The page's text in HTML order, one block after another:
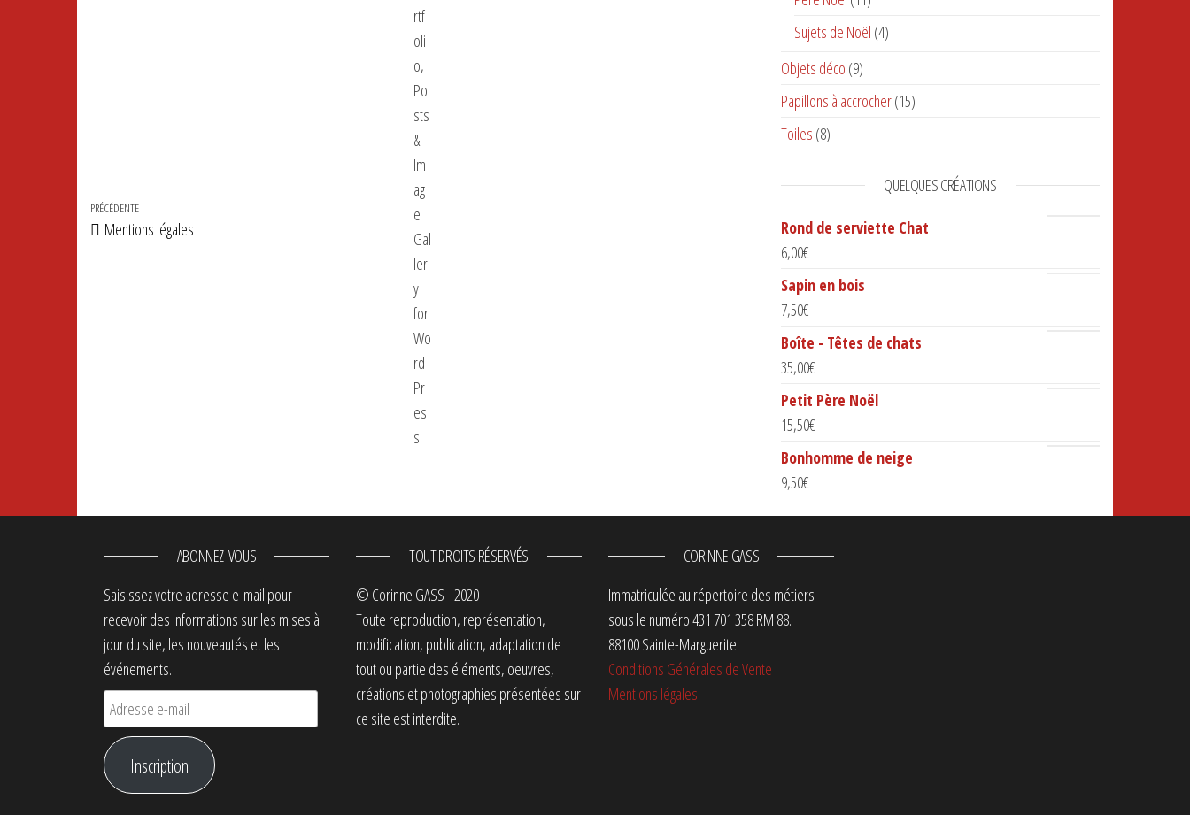
Navigation de l’article
Article précédent
PRÉCÉDENTE
Mentions légales
Sujets de Noël (4)
Objets déco (9)
Papillons à accrocher(15)
Toiles (8)
QUELQUES CRÉATIONS
Rond de serviette Chat
6,00€
Sapin en bois
7,50€
Boîte - Têtes de chats
35,00€
Petit Père Noël
15,50€
Bonhomme de neige
9,50€
ABONNEZ-VOUS
Saisissez votre adresse e-mail pour
recevoir des informations sur les mises à
jour du site, les nouveautés et les
événements.
Adresse e-mail
Inscription
TOUT DROITS RÉSERVÉS
© Corinne GASS - 2020
Toute reproduction, représentation,
modification, publication, adaptation de
tout ou partie des éléments, oeuvres,
créations et photographies présentées sur
ce site est interdite.
CORINNE GASS
Immatriculée au répertoire des métiers
sous le numéro 431 701 358 RM 88.
88100 Sainte-Marguerite
Conditions Générales de Vente
Mentions légales